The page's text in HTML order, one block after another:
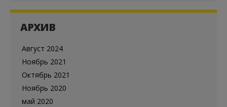
АРХИВ
Август 2024
Ноябрь 2021
Октябрь 2021
Ноябрь 2020
май 2020